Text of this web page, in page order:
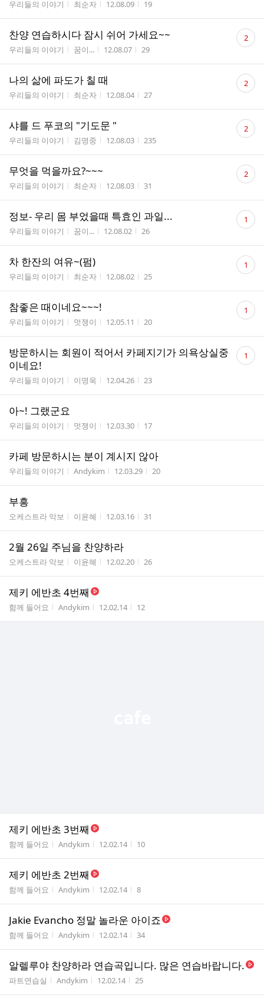
게시판명
우리들의 이야기 작성자
최순자 작성시간
12.08.09 조회수
19
찬양 연습하시다 잠시 쉬어 가세요~~
게시판명
우리들의 이야기 작성자
꿈이... 작성시간
12.08.07 조회수
29
댓
글 2
나의 삶에 파도가 칠 때
게시판명
우리들의 이야기 작성자
최순자 작성시간
12.08.04 조회수
27
댓
글 2
샤를 드 푸코의 "기도문 "
게시판명
우리들의 이야기 작성자
김명중 작성시간
12.08.03 조회수
235
댓
글 2
무엇을 먹을까요?~~~
게시판명
우리들의 이야기 작성자
최순자 작성시간
12.08.03 조회수
31
댓
글 2
정보- 우리 몸 부었을때 특효인 과일...
게시판명
우리들의 이야기 작성자
꿈이... 작성시간
12.08.02 조회수
26
댓
글 1
차 한잔의 여유~(펌)
게시판명
우리들의 이야기 작성자
최순자 작성시간
12.08.02 조회수
25
댓
글 1
참좋은 때이네요~~~!
게시판명
우리들의 이야기 작성자
멋쟁이 작성시간
12.05.11 조회수
20
댓
글 1
방문하시는 회원이 적어서 카페지기가 의욕상실중
이네요!
게시판명
우리들의 이야기 작성자
이명욱 작성시간
12.04.26 조회수
23
댓
글 1
아~! 그랬군요
게시판명
우리들의 이야기 작성자
멋쟁이 작성시간
12.03.30 조회수
17
카페 방문하시는 분이 계시지 않아
게시판명
우리들의 이야기 작성자
Andykim 작성시간
12.03.29 조회수
20
부흥
게시판명
오케스트라 악보 작성자
이윤혜 작성시간
12.03.16 조회수
31
2월 26일 주님을 찬양하라
게시판명
오케스트라 악보 작성자
이윤혜 작성시간
12.02.20 조회수
26
제키 에반초 4번째
게시판명
함께 들어요 작성자
Andykim 작성시간
12.02.14 조회수
12
제키 에반초 3번째
게시판명
함께 들어요 작성자
Andykim 작성시간
12.02.14 조회수
10
제키 에반초 2번째
게시판명
함께 들어요 작성자
Andykim 작성시간
12.02.14 조회수
8
Jakie Evancho 정말 놀라운 아이죠
게시판명
함께 들어요 작성자
Andykim 작성시간
12.02.14 조회수
34
알렐루야 찬양하라 연습곡입니다. 많은 연습바랍니다.
게시판명
파트연습실 작성자
Andykim 작성시간
12.02.14 조회수
25